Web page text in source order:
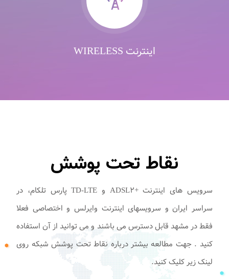
اینترنت WIRELESS
نقاط تحت پوشش
سرویس های اینترنت +ADSL۲ و TD-LTE پارس تلکام، در
سراسر ایران و سرویسهای اینترنت وایرلس و اختصاصی فعلا
فقط در مشهد قابل دسترس می باشند و می توانید از آن استفاده
کنید . جهت مطالعه بیشتر درباره نقاط تحت پوشش شبکه روی
لینک زیر کلیک کنید.